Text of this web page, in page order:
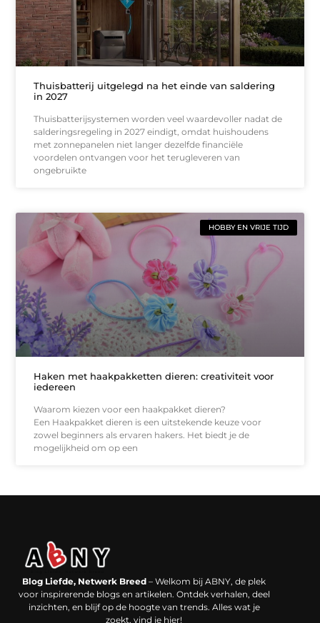
Thuisbatterij uitgelegd na het einde van saldering
in 2027
Thuisbatterijsystemen worden veel waardevoller nadat de
salderingsregeling in 2027 eindigt, omdat huishoudens
met zonnepanelen niet langer dezelfde financiële
voordelen ontvangen voor het terugleveren van
ongebruikte
HOBBY EN VRIJE TIJD
Haken met haakpakketten dieren: creativiteit voor
iedereen
Waarom kiezen voor een haakpakket dieren?
Een Haakpakket dieren is een uitstekende keuze voor
zowel beginners als ervaren hakers. Het biedt je de
mogelijkheid om op een
Blog Liefde, Netwerk Breed – Welkom bij ABNY, de plek
voor inspirerende blogs en artikelen. Ontdek verhalen, deel
inzichten, en blijf op de hoogte van trends. Alles wat je
zoekt, vind je hier!